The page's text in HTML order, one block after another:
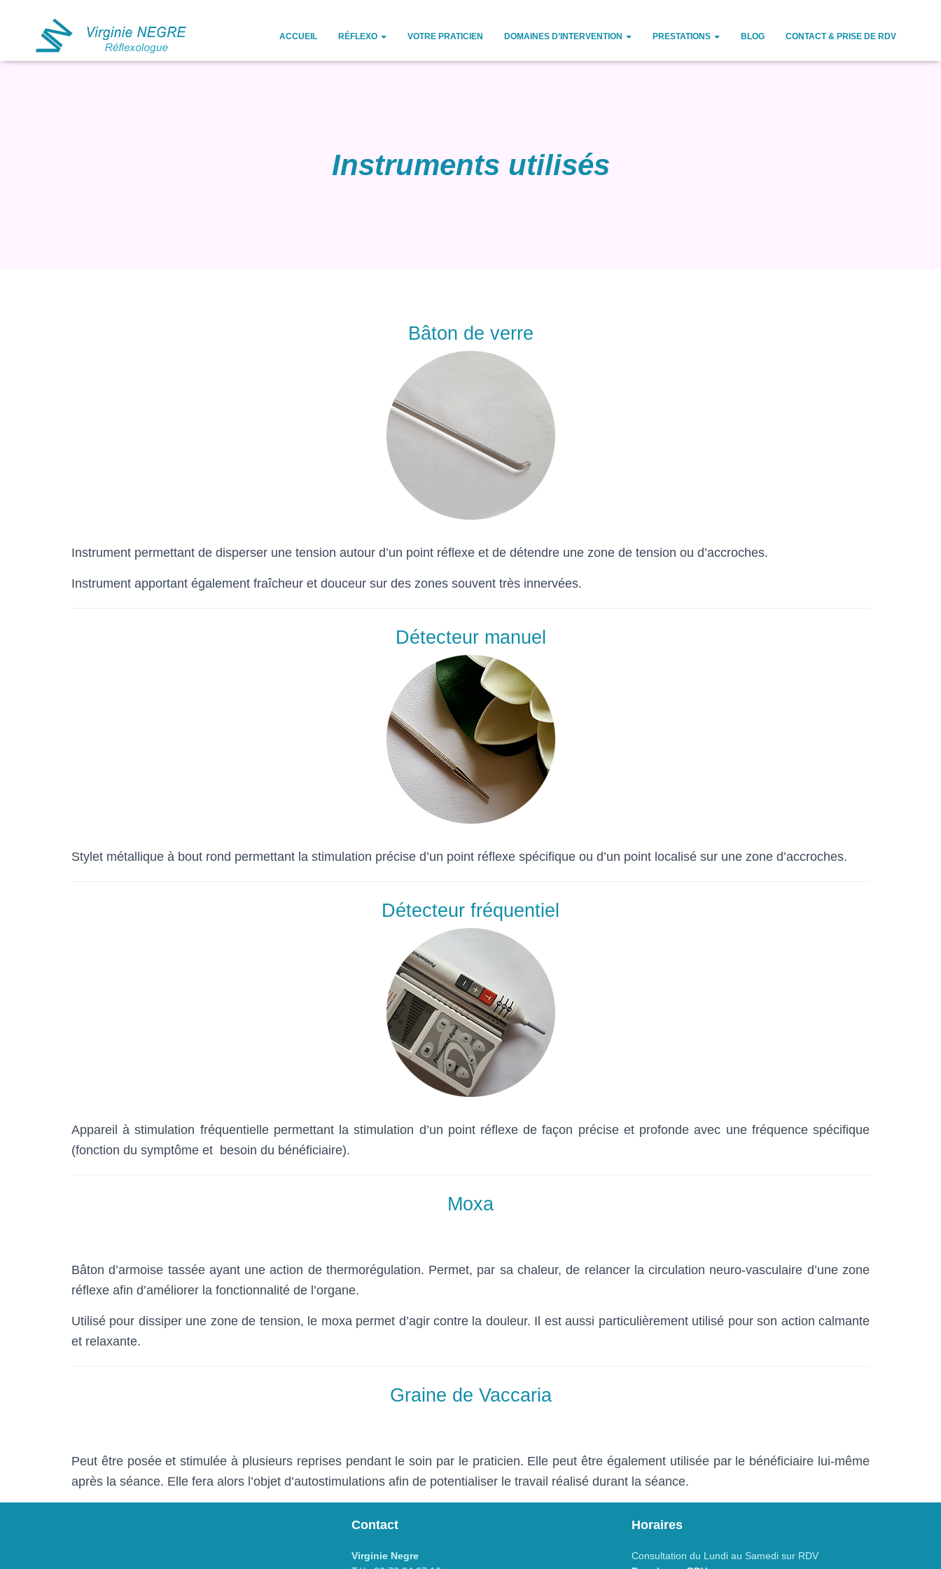
ACCUEIL RÉFLEXO VOTRE PRATICIEN DOMAINES D’INTERVENTION PRESTATIONS BLOG CONTACT & PRISE DE RDV
Instruments utilisés
Bâton de verre
Instrument permettant de disperser une tension autour d’un point réflexe et de détendre une zone de tension ou d’accroches.
Instrument apportant également fraîcheur et douceur sur des zones souvent très innervées.
Détecteur manuel
Stylet métallique à bout rond permettant la stimulation précise d’un point réflexe spécifique ou d’un point localisé sur une zone d’accroches.
Détecteur fréquentiel
Appareil à stimulation fréquentielle permettant la stimulation d’un point réflexe de façon précise et profonde avec une fréquence spécifique
(fonction du symptôme et besoin du bénéficiaire).
Moxa
Bâton d’armoise tassée ayant une action de thermorégulation. Permet, par sa chaleur, de relancer la circulation neuro-vasculaire d’une zone
réflexe afin d’améliorer la fonctionnalité de l’organe.
Utilisé pour dissiper une zone de tension, le moxa permet d’agir contre la douleur. Il est aussi particulièrement utilisé pour son action calmante
et relaxante.
Graine de Vaccaria
Peut être posée et stimulée à plusieurs reprises pendant le soin par le praticien. Elle peut être également utilisée par le bénéficiaire lui-même
après la séance. Elle fera alors l’objet d’autostimulations afin de potentialiser le travail réalisé durant la séance.
Contact
Virginie Negre
Horaires
Consultation du Lundi au Samedi sur RDV